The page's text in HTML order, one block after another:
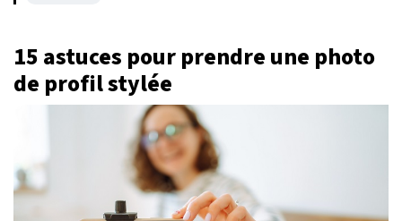
15 astuces pour prendre une photo
de profil stylée